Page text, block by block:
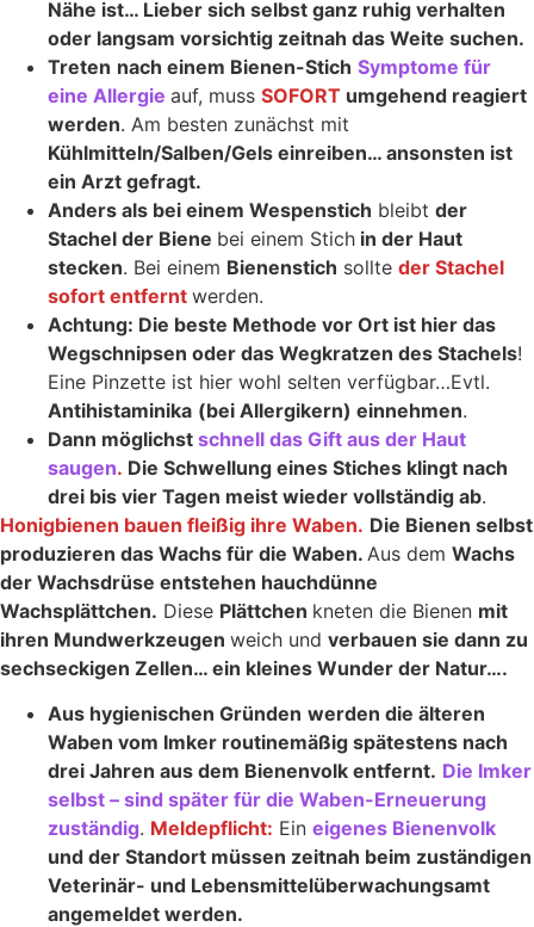
Nähe ist… Lieber sich selbst ganz ruhig verhalten
oder langsam vorsichtig zeitnah das Weite suchen.
Treten nach einem Bienen-Stich Symptome für
eine Allergie auf, muss SOFORT umgehend reagiert
werden. Am besten zunächst mit
Kühlmitteln/Salben/Gels einreiben… ansonsten ist
ein Arzt gefragt.
Anders als bei einem Wespenstich bleibt der
Stachel der Biene bei einem Stich in der Haut
stecken. Bei einem Bienenstich sollte der Stachel
sofort entfernt werden.
Achtung: Die beste Methode vor Ort ist hier das
Wegschnipsen oder das Wegkratzen des Stachels!
Eine Pinzette ist hier wohl selten verfügbar…Evtl.
Antihistaminika (bei Allergikern) einnehmen.
Dann möglichst schnell das Gift aus der Haut
saugen. Die Schwellung eines Stiches klingt nach
drei bis vier Tagen meist wieder vollständig ab.
Honigbienen bauen fleißig ihre Waben. Die Bienen selbst
produzieren das Wachs für die Waben. Aus dem Wachs
der Wachsdrüse entstehen hauchdünne
Wachsplättchen. Diese Plättchen kneten die Bienen mit
ihren Mundwerkzeugen weich und verbauen sie dann zu
sechseckigen Zellen… ein kleines Wunder der Natur….
Aus hygienischen Gründen werden die älteren
Waben vom Imker routinemäßig spätestens nach
drei Jahren aus dem Bienenvolk entfernt. Die Imker
selbst – sind später für die Waben-Erneuerung
zuständig. Meldepflicht: Ein eigenes Bienenvolk
und der Standort müssen zeitnah beim zuständigen
Veterinär- und Lebensmittelüberwachungsamt
angemeldet werden.